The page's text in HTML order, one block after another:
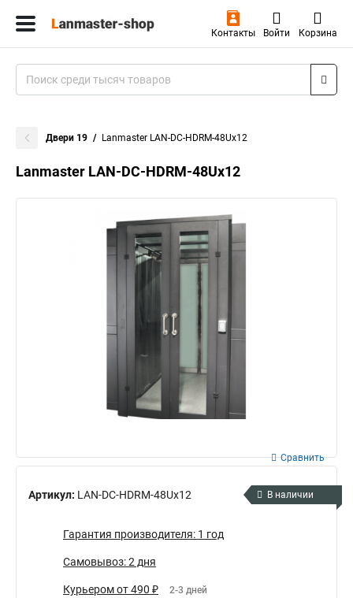
Контакты Войти Корзина
Двери 19 Lanmaster LAN-DC-HDRM-48Ux12
Lanmaster LAN-DC-HDRM-48Ux12
Артикул: LAN-DC-HDRM-48Ux12
Сравнить
В наличии
Гарантия производителя: 1 год
Самовывоз: 2 дня
Курьером от 490 ₽ 2-3 дней